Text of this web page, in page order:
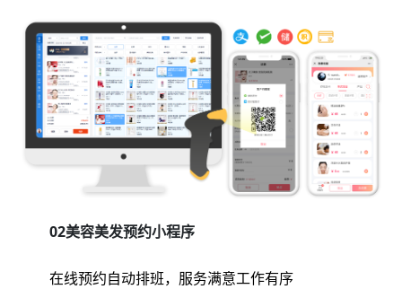
02美容美发预约小程序
在线预约自动排班，服务满意工作有序